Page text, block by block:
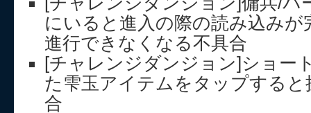
にいると進入の際の読み込みが
進行できなくなる不具合
[チャレンジダンジョン]ショー
た雫玉アイテムをタップする
合